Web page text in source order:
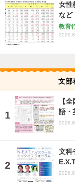
女性
など
教育
文部
【
語・
文科